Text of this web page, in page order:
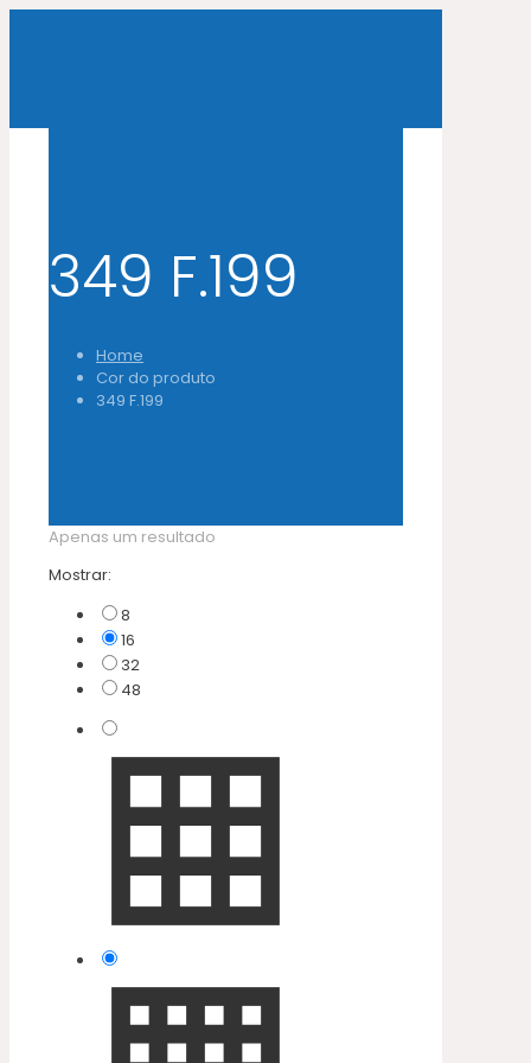
349 F.199
Home
Cor do produto
349 F.199
Apenas um resultado
Mostrar:
8
16
32
48